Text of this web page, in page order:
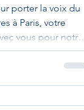
porter la voix du
à Paris, votre
vous pour notre
des Landes C'est
l'assemblée